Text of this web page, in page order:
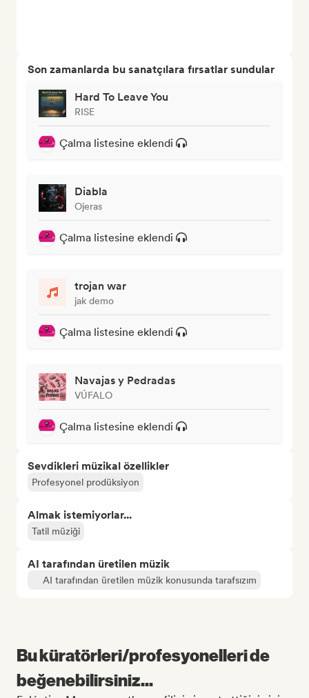
Son zamanlarda bu sanatçılara fırsatlar sundular
Hard To Leave You
RISE
Çalma listesine eklendi
Diabla
Ojeras
Çalma listesine eklendi
trojan war
jak demo
Çalma listesine eklendi
Navajas y Pedradas
VÚFALO
Çalma listesine eklendi
Sevdikleri müzikal özellikler
Profesyonel prodüksiyon
Almak istemiyorlar...
Tatil müziği
AI tarafından üretilen müzik
AI tarafından üretilen müzik konusunda tarafsızım
Bu küratörleri/profesyonelleri de
beğenebilirsiniz...